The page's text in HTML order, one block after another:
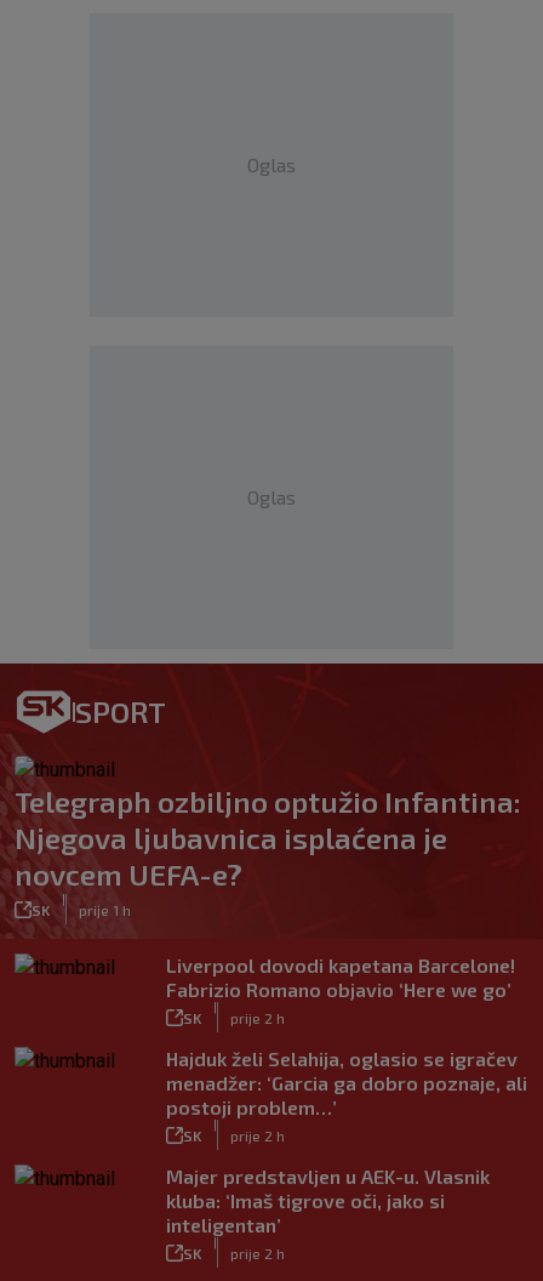
Oglas
Oglas
SPORT
Telegraph ozbiljno optužio Infantina:
Njegova ljubavnica isplaćena je
novcem UEFA-e?
SK prije 1 h
Liverpool dovodi kapetana Barcelone!
Fabrizio Romano objavio ‘Here we go’
SK prije 2 h
Hajduk želi Selahija, oglasio se igračev
menadžer: ‘Garcia ga dobro poznaje, ali
postoji problem…’
SK prije 2 h
Majer predstavljen u AEK-u. Vlasnik
kluba: ‘Imaš tigrove oči, jako si
inteligentan’
SK prije 2 h